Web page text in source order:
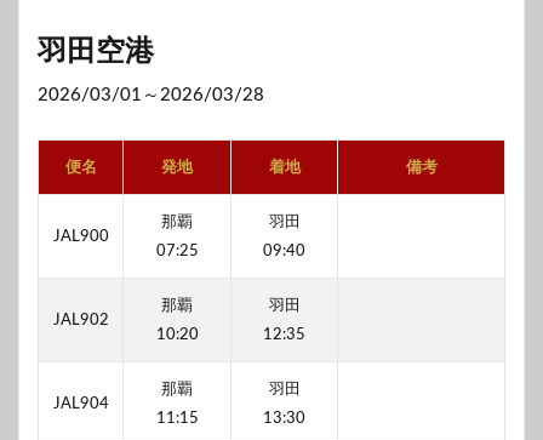
羽田空港
2026/03/01～2026/03/28
便名 発地 着地 備考
JAL900
那覇
07:25
羽田
09:40
JAL902
那覇
10:20
羽田
12:35
JAL904
那覇
11:15
羽田
13:30